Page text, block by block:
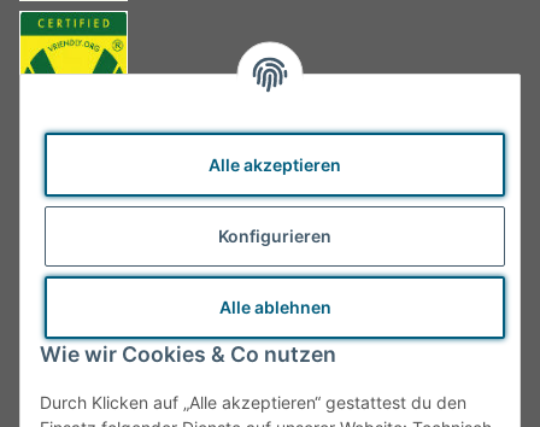
Alle akzeptieren
Konfigurieren
Alle ablehnen
Wie wir Cookies & Co nutzen
Durch Klicken auf „Alle akzeptieren“ gestattest du den